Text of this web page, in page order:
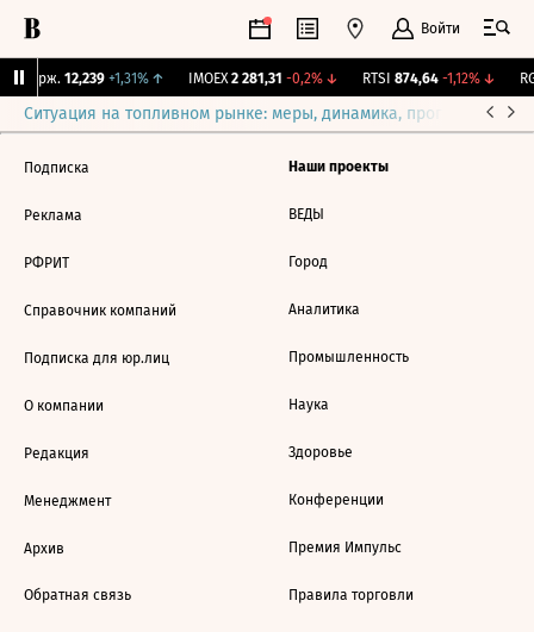
Войти
Бирж. 12,239 +1,31%↑ IMOEX 2 281,31 -0,2%↓ RTSI 874,64 -1,12%↓
Ситуация на топливном рынке: меры, динамика, прогнозы
Подписка
Реклама
РФРИТ
Справочник компаний
Подписка для юр.лиц
О компании
Редакция
Менеджмент
Архив
Обратная связь
Наши проекты
ВЕДЫ
Город
Аналитика
Промышленность
Наука
Здоровье
Конференции
Премия Импульс
Правила торговли